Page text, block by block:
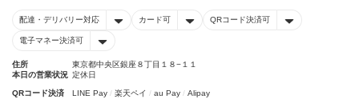
配達・デリバリー対応 カード可 QRコード決済可
電子マネー決済可
住所
東京都中央区銀座８丁目１８−１１
本日の営業状況 定休日
QRコード決済 LINE Pay 楽天ペイ au Pay Alipay